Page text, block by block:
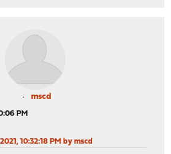
mscd
PM
10:32:18 PM by mscd